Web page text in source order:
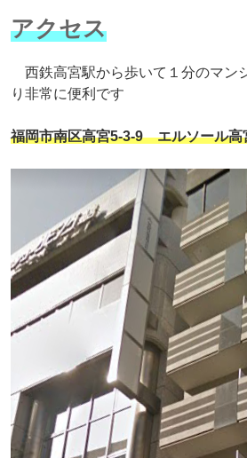
アクセス
西鉄高宮駅から歩いて１分のマン
り非常に便利です
福岡市南区高宮5-3-9 エルソール高